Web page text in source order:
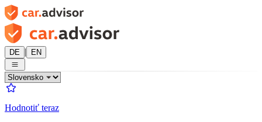
DE | EN
Hodnotiť teraz